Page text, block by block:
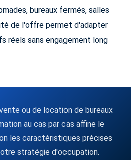
bureaux fermés, salles
de l'offre permet d'adapter
réels sans engagement long
ou de location de bureaux
au cas par cas affine le
les caractéristiques précises
stratégie d'occupation.